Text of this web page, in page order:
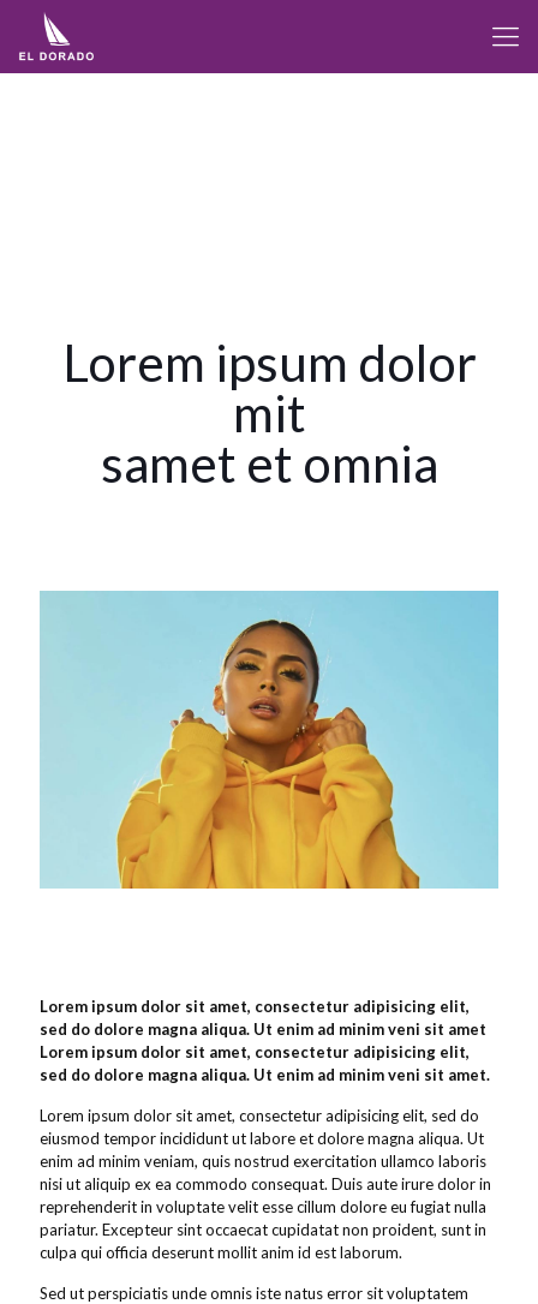
Lorem ipsum dolor
mit
samet et omnia
Lorem ipsum dolor sit amet, consectetur adipisicing elit,
sed do dolore magna aliqua. Ut enim ad minim veni sit amet
Lorem ipsum dolor sit amet, consectetur adipisicing elit,
sed do dolore magna aliqua. Ut enim ad minim veni sit amet.
Lorem ipsum dolor sit amet, consectetur adipisicing elit, sed do
eiusmod tempor incididunt ut labore et dolore magna aliqua. Ut
enim ad minim veniam, quis nostrud exercitation ullamco laboris
nisi ut aliquip ex ea commodo consequat. Duis aute irure dolor in
reprehenderit in voluptate velit esse cillum dolore eu fugiat nulla
pariatur. Excepteur sint occaecat cupidatat non proident, sunt in
culpa qui officia deserunt mollit anim id est laborum.
Sed ut perspiciatis unde omnis iste natus error sit voluptatem